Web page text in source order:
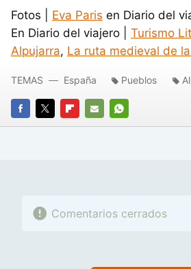
Fotos | Eva Paris en Diario del
En Diario del viajero | Turismo
Alpujarra, La ruta medieval de
FACEBOOK
TWITTERFLIPBOARD
E-
WHATSAPP
TEMAS España Pueblos
Comentarios cerrados